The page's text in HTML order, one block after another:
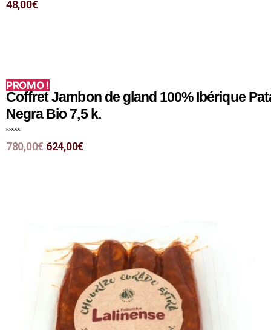
o
48,00€
PROMO !
Coffret Jambon de gland 100% Ibérique
Negra Bio 7,5 k.
N
o
780,00€ 624,00€